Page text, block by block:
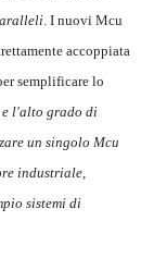
. I nuovi Mcu
accoppiata
semplificare lo
e l'alto grado di
un singolo Mcu
industriale,
sistemi di